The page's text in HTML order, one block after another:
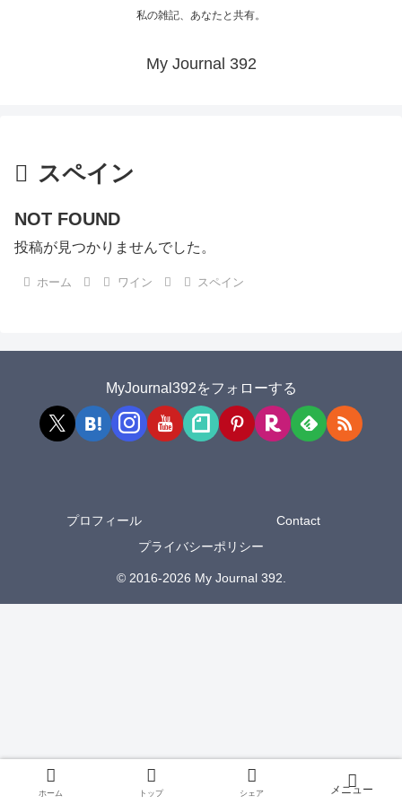
私の雑記、あなたと共有。
My Journal 392
スペイン
NOT FOUND
投稿が見つかりませんでした。
ホーム ワイン スペイン
MyJournal392をフォローする
プロフィール
Contact
プライバシーポリシー
© 2016-2026 My Journal 392.
ホーム トップ シェア